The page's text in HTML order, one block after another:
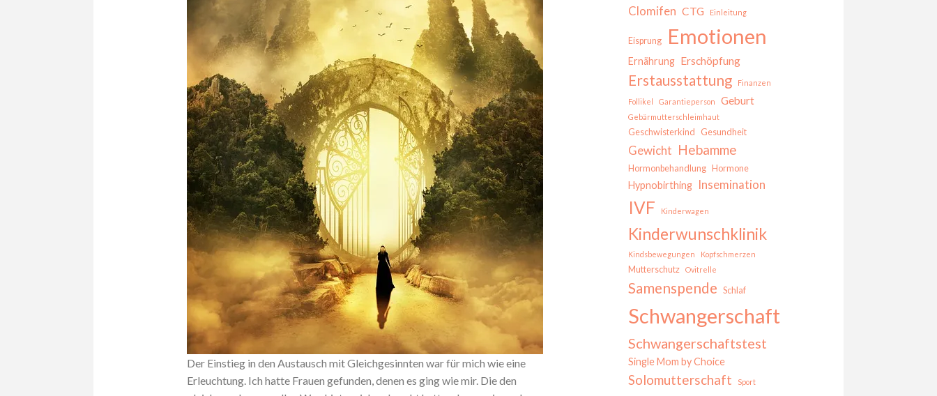
Der Einstieg in den Austausch mit Gleichgesinnten war für mich wie eine
Erleuchtung. Ich hatte Frauen gefunden, denen es ging wie mir. Die den
Clomifen CTG Einleitung
Eisprung Emotionen
Ernährung Erschöpfung
Erstausstattung Finanzen
Follikel Garantieperson Geburt
Gebärmutterschleimhaut
Geschwisterkind Gesundheit
Gewicht Hebamme
Hormonbehandlung Hormone
Hypnobirthing Insemination
IVF Kinderwagen
Kinderwunschklinik
Kindsbewegungen Kopfschmerzen
Mutterschutz Ovitrelle
Samenspende Schlaf
Schwangerschaft
Schwangerschaftstest
Single Mom by Choice
Solomutterschaft Sport